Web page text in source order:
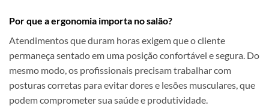
Por que a ergonomia importa no salão?
Atendimentos que duram horas exigem que o cliente
permaneça sentado em uma posição confortável e segura. Do
mesmo modo, os profissionais precisam trabalhar com
posturas corretas para evitar dores e lesões musculares, que
podem comprometer sua saúde e produtividade.